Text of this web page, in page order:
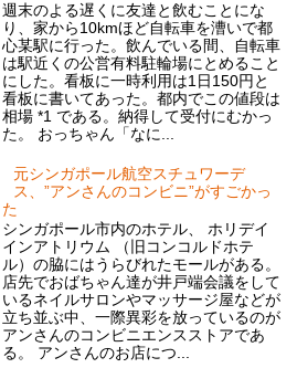
週末のよる遅くに友達と飲むことにな
り、家から10kmほど自転車を漕いで都
心某駅に行った。飲んでいる間、自転車
は駅近くの公営有料駐輪場にとめること
にした。看板に一時利用は1日150円と
看板に書いてあった。都内でこの値段は
相場 *1 である。納得して受付にむかっ
た。 おっちゃん「なに...
元シンガポール航空スチュワーデ
ス、”アンさんのコンビニ”がすごかっ
た
シンガポール市内のホテル、 ホリデイ
インアトリウム （旧コンコルドホテ
ル）の脇にはうらびれたモールがある。
店先でおばちゃん達が井戸端会議をして
いるネイルサロンやマッサージ屋などが
立ち並ぶ中、一際異彩を放っているのが
アンさんのコンビニエンスストアであ
る。 アンさんのお店につ...